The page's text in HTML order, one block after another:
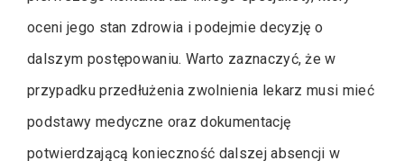
oceni jego stan zdrowia i podejmie decyzję o
dalszym postępowaniu. Warto zaznaczyć, że w
przypadku przedłużenia zwolnienia lekarz musi mieć
podstawy medyczne oraz dokumentację
potwierdzającą konieczność dalszej absencji w